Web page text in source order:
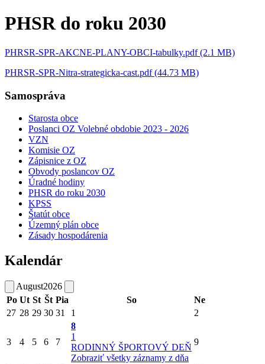
PHSR do roku 2030
PHRSR-SPR-AKCNE-PLANY-OBCI-tabulky.pdf (2.1 MB)
PHRSR-SPR-Nitra-strategicka-cast.pdf (44.73 MB)
Samospráva
Starosta obce
Poslanci OZ Volebné obdobie 2023 - 2026
VZN
Komisie OZ
Zápisnice z OZ
Obvody poslancov OZ
Úradné hodiny
PHSR do roku 2030
KPSS
Štatút obce
Územný plán obce
Zásady hospodárenia
Kalendár
August2026
Po Ut St Št Pia So
Ne
27 28 29 30 31 1 2
3 4 5 6 7
8
1
RODINNÝ ŠPORTOVÝ DEŇ
Zobraziť všetky záznamy z dňa
9